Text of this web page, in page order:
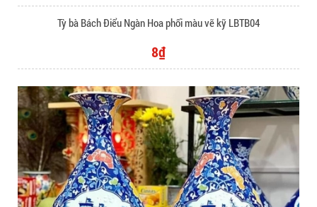
Tỳ bà Bách Điểu Ngàn Hoa phối màu vẽ kỹ LBTB04
8₫